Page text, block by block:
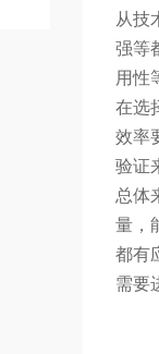
从技
强等
用性
在选
效率
验证
总体
量，
都有
需要